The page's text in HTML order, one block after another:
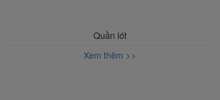
Quần lót
Xem thêm >>